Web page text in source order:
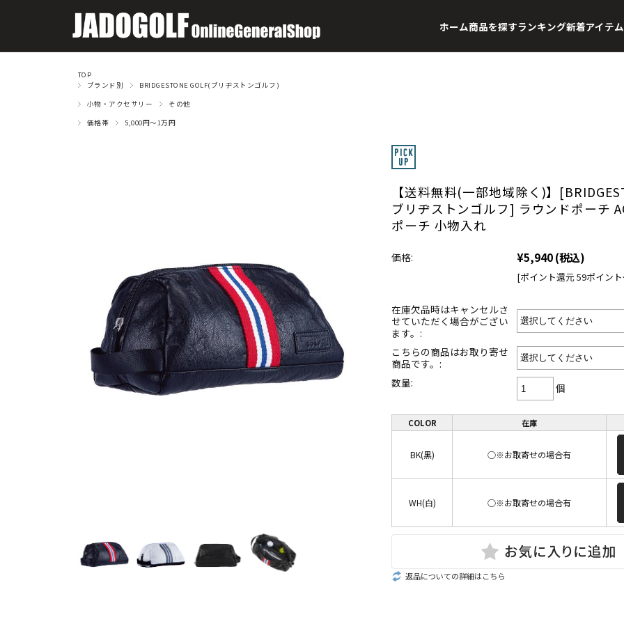
ホーム商品を探すランキング新着アイテム
TOP
ブランド別
BRIDGESTONE GOLF(ブリヂストンゴルフ)
小物・アクセサリー
その他
価格帯
5,000円～1万円
【送料無料(一部地域除く)】
ブリヂストンゴルフ] ラウンドポーチ
ポーチ 小物入れ
価格: ¥5,940(税込)
[ポイント還元 59ポイン
在庫欠品時はキャンセルさ
せていただく場合がござい
ます。:
こちらの商品はお取り寄せ
商品です。:
数量:
個
COLOR 在庫
BK(黒) ○※お取寄せの場合有
WH(白) ○※お取寄せの場合有
返品についての詳細はこちら